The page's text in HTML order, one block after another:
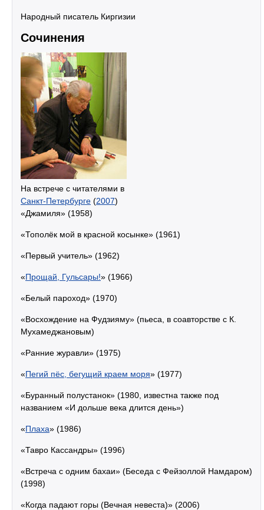
Народный писатель Киргизии
Сочинения
На встрече с читателями в
Санкт-Петербурге (2007)
«Джамиля» (1958)
«Тополёк мой в красной косынке» (1961)
«Первый учитель» (1962)
«Прощай, Гульсары!» (1966)
«Белый пароход» (1970)
«Восхождение на Фудзияму» (пьеса, в соавторстве с К.
Мухамеджановым)
«Ранние журавли» (1975)
«Пегий пёс, бегущий краем моря» (1977)
«Буранный полустанок» (1980, известна также под
названием «И дольше века длится день»)
«Плаха» (1986)
«Тавро Кассандры» (1996)
«Встреча с одним бахаи» (Беседа с Фейзоллой Намдаром)
(1998)
«Когда падают горы (Вечная невеста)» (2006)